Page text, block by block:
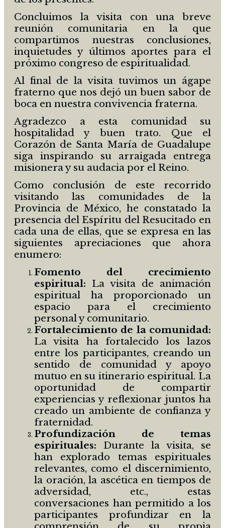
Concluimos la visita con una breve
reunión comunitaria en la que
compartimos nuestras conclusiones,
inquietudes y últimos aportes para el
próximo congreso de espiritualidad.
Al final de la visita tuvimos un ágape
fraterno que nos dejó un buen sabor de
boca en nuestra convivencia fraterna.
Agradezco a esta comunidad su
hospitalidad y buen trato. Que el
Corazón de Santa María de Guadalupe
siga inspirando su arraigada entrega
misionera y su audacia por el Reino.
Como conclusión de este recorrido
visitando las comunidades de la
Provincia de México, he constatado la
presencia del Espíritu del Resucitado en
cada una de ellas, que se expresa en las
siguientes apreciaciones que ahora
enumero:
Fomento del crecimiento
espiritual: La visita de animación
espiritual ha proporcionado un
espacio para el crecimiento
personal y comunitario.
Fortalecimiento de la comunidad:
La visita ha fortalecido los lazos
entre los participantes, creando un
sentido de comunidad y apoyo
mutuo en su itinerario espiritual. La
oportunidad de compartir
experiencias y reflexionar juntos ha
creado un ambiente de confianza y
fraternidad.
Profundización de temas
espirituales: Durante la visita, se
han explorado temas espirituales
relevantes, como el discernimiento,
la oración, la ascética en tiempos de
adversidad, etc., estas
conversaciones han permitido a los
participantes profundizar en la